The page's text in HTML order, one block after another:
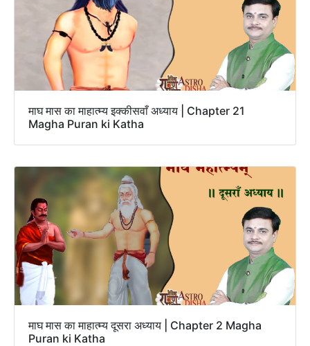
माघ मास का माहात्म्य इक्कीसवाँ अध्याय | Chapter 21
Magha Puran ki Katha
माघ मास का माहात्म्य दूसरा अध्याय | Chapter 2 Magha
Puran ki Katha